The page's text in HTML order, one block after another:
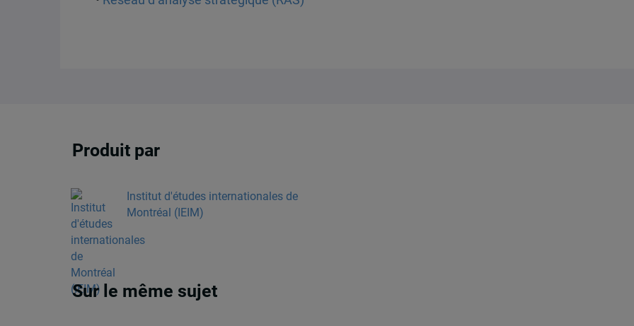
Produit par
Institut d'études internationales de
Montréal (IEIM)
Sur le même sujet